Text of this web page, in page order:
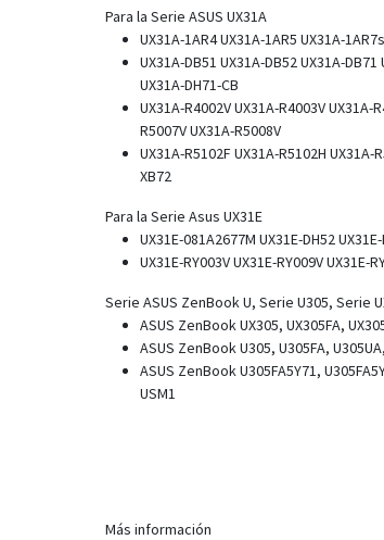
Para la Serie ASUS UX31A
UX31A-1AR4 UX31A-1AR5 UX31A-
UX31A-DB51 UX31A-DB52 UX31A-
UX31A-DH71-CB
UX31A-R4002V UX31A-R4003V UX31A-
R5007V UX31A-R5008V
UX31A-R5102F UX31A-R5102H UX31A-
XB72
Para la Serie Asus UX31E
UX31E-081A2677M UX31E-DH52
UX31E-RY003V UX31E-RY009V UX31E-
Serie ASUS ZenBook U, Serie U305, Serie
ASUS ZenBook UX305, UX305FA,
ASUS ZenBook U305, U305FA,
ASUS ZenBook U305FA5Y71,
USM1
Más información